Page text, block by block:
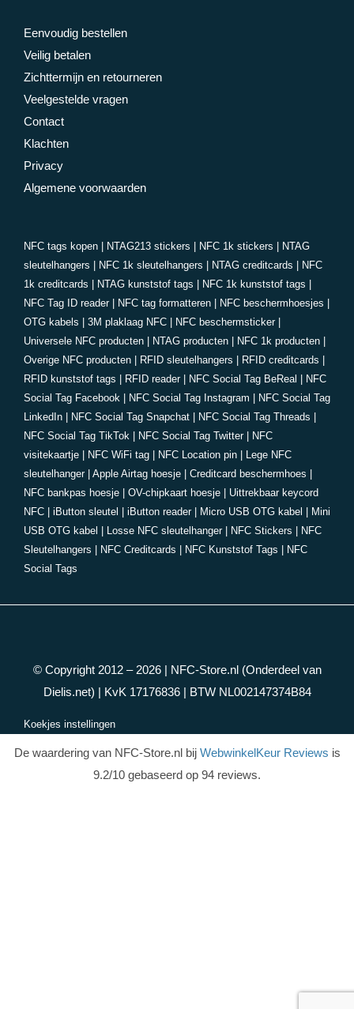
Eenvoudig bestellen
Veilig betalen
Zichttermijn en retourneren
Veelgestelde vragen
Contact
Klachten
Privacy
Algemene voorwaarden
NFC tags kopen| NTAG213 stickers | NFC 1k stickers | NTAG
sleutelhangers | NFC 1k sleutelhangers | NTAG creditcards | NFC
1k creditcards | NTAG kunststof tags | NFC 1k kunststof tags |
NFC Tag ID reader| NFC tag formatteren| NFC beschermhoesjes |
OTG kabels | 3M plaklaag NFC| NFC beschermsticker|
Universele NFC producten| NTAG producten| NFC 1k producten|
Overige NFC producten| RFID sleutelhangers | RFID creditcards |
RFID kunststof tags | RFID reader| NFC Social Tag BeReal | NFC
Social Tag Facebook | NFC Social Tag Instagram | NFC Social Tag
LinkedIn| NFC Social Tag Snapchat| NFC Social Tag Threads |
NFC Social Tag TikTok | NFC Social Tag Twitter| NFC
visitekaartje| NFC WiFi tag| NFC Location pin| Lege NFC
sleutelhanger| Apple Airtag hoesje| Creditcard beschermhoes |
NFC bankpas hoesje| OV-chipkaart hoesje| Uittrekbaar keycord
NFC| iButton sleutel | iButton reader| Micro USB OTG kabel | Mini
USB OTG kabel | Losse NFC sleutelhanger| NFC Stickers | NFC
Sleutelhangers | NFC Creditcards | NFC Kunststof Tags | NFC
Social Tags
© Copyright 2012 – 2026 | NFC-Store.nl(Onderdeel van
Dielis.net) | KvK 17176836 | BTW NL002147374B84
Koekjes instellingen
De waardering van NFC-Store.nl bij WebwinkelKeur Reviews is
9.2/10 gebaseerd op 94 reviews.